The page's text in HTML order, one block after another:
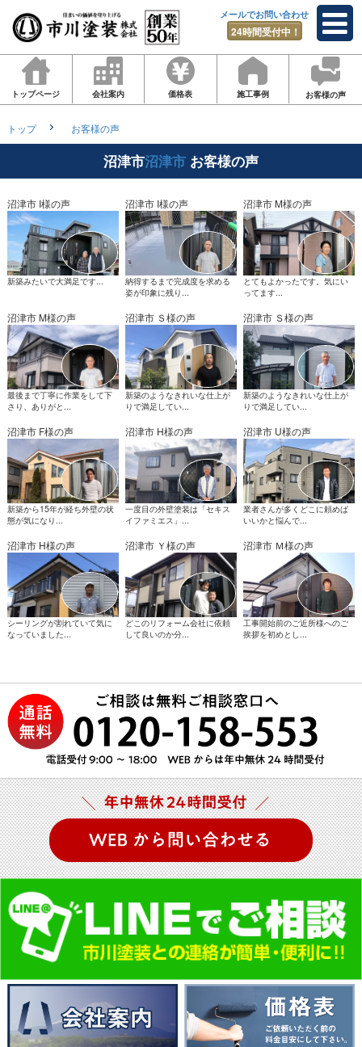
メールでお問い合わせ
24時間受付中！
トップページ 会社案内 価格表 施工事例 お客様の声
トップ お客様の声
沼津市沼津市 お客様の声
沼津市 I様の声
新築みたいで大満足です...
沼津市 I様の声
納得するまで完成度を求める
姿が印象に残り...
沼津市 M様の声
とてもよかったです。気にい
ってます...
沼津市 M様の声
最後まで丁寧に作業をして下
さり、ありがと...
沼津市 Ｓ様の声
新築のようなきれいな仕上が
りで満足してい...
沼津市 Ｓ様の声
新築のようなきれいな仕上が
りで満足してい...
沼津市 F様の声
新築から15年が経ち外壁の状
態が気になり...
沼津市 H様の声
一度目の外壁塗装は「セキス
イファミエス」...
沼津市 U様の声
業者さんが多くどこに頼めば
いいかと悩んで...
沼津市 H様の声
シーリングが割れていて気に
なっていました...
沼津市 Ｙ様の声
どこのリフォーム会社に依頼
して良いのか分...
沼津市 Ｍ様の声
工事開始前のご近所様へのご
挨拶を初めとし...